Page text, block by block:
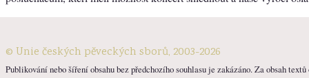
© Unie českých pěveckých sborů, 2003-2026
Publikování nebo šíření obsahu bez předchozího souhlasu je zakázáno. Za obsah